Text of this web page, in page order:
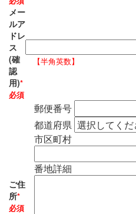
メー
ルア
ドレ
ス
(確
認
用)*
必須
【半角英数】
ご住
所*
必須
郵便番号
都道府県
市区町村
番地詳細